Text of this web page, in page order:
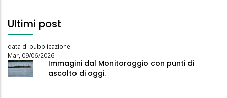
Ultimi post
data di pubblicazione:
Mar, 09/06/2026
Immagini dal Monitoraggio con punti di
ascolto di oggi.